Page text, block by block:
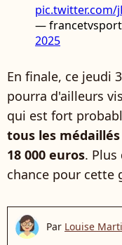
pic.twitter.com/
—
2025
En finale, ce jeudi
pourra d'ailleurs
qui est fort
tous les médaillés
18 000 euros.
chance pour cette
Par Louise